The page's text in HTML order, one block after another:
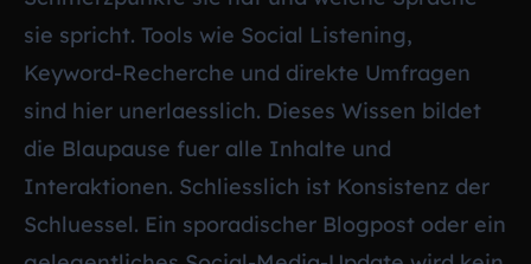
sie spricht. Tools wie Social Listening,
Keyword-Recherche und direkte Umfragen
sind hier unerlaesslich. Dieses Wissen bildet
die Blaupause fuer alle Inhalte und
Interaktionen. Schliesslich ist Konsistenz der
Schluessel. Ein sporadischer Blogpost oder ein